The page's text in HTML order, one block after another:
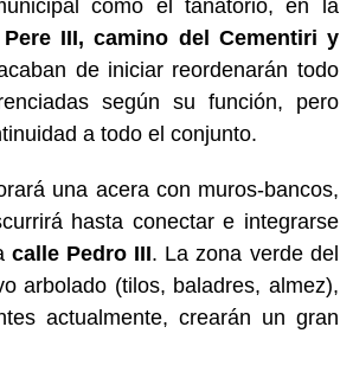
como el tanatorio, en la
III, camino del Cementiri y
de iniciar reordenarán todo
según su función, pero
a todo el conjunto.
una acera con muros-bancos,
hasta conectar e integrarse
calle Pedro III. La zona verde del
arbolado (tilos, baladres, almez),
actualmente, crearán un gran